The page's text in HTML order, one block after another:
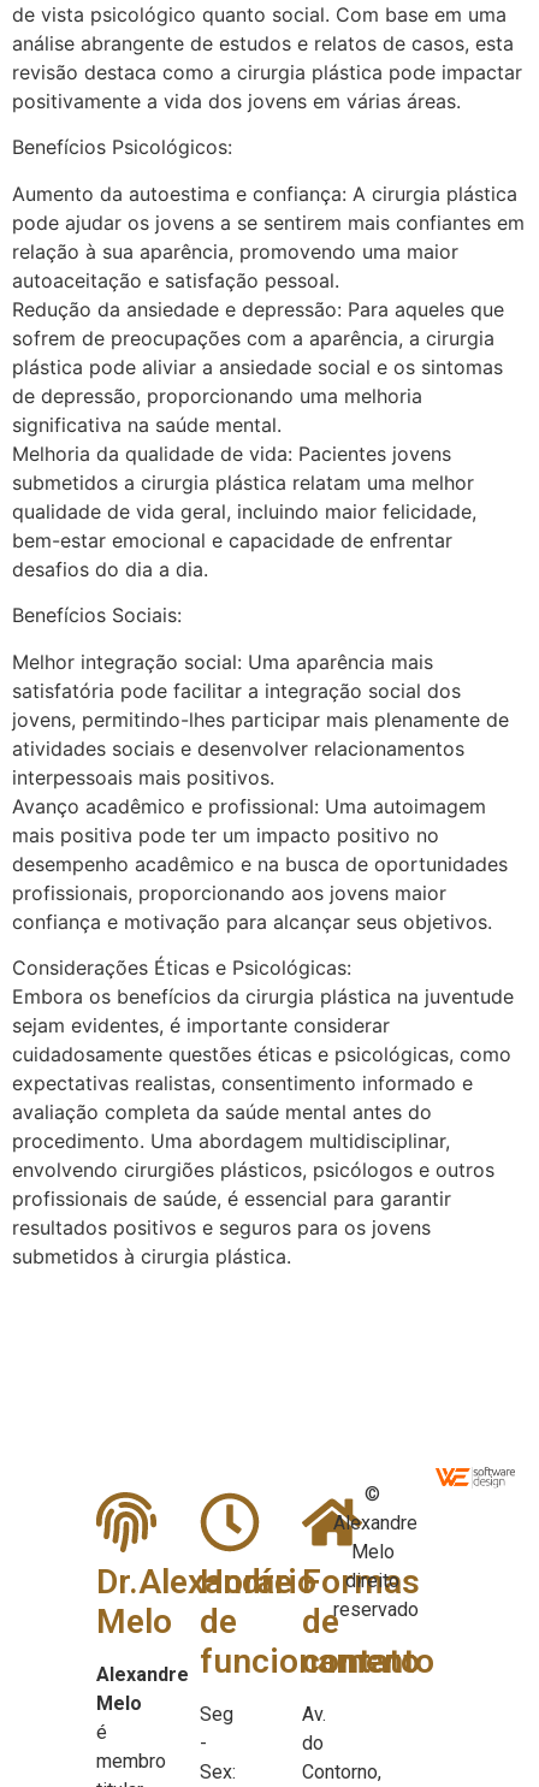
de vista psicológico quanto social. Com base em uma
análise abrangente de estudos e relatos de casos, esta
revisão destaca como a cirurgia plástica pode impactar
positivamente a vida dos jovens em várias áreas.
Benefícios Psicológicos:
Aumento da autoestima e confiança: A cirurgia plástica
pode ajudar os jovens a se sentirem mais confiantes em
relação à sua aparência, promovendo uma maior
autoaceitação e satisfação pessoal.
Redução da ansiedade e depressão: Para aqueles que
sofrem de preocupações com a aparência, a cirurgia
plástica pode aliviar a ansiedade social e os sintomas
de depressão, proporcionando uma melhoria
significativa na saúde mental.
Melhoria da qualidade de vida: Pacientes jovens
submetidos a cirurgia plástica relatam uma melhor
qualidade de vida geral, incluindo maior felicidade,
bem-estar emocional e capacidade de enfrentar
desafios do dia a dia.
Benefícios Sociais:
Melhor integração social: Uma aparência mais
satisfatória pode facilitar a integração social dos
jovens, permitindo-lhes participar mais plenamente de
atividades sociais e desenvolver relacionamentos
interpessoais mais positivos.
Avanço acadêmico e profissional: Uma autoimagem
mais positiva pode ter um impacto positivo no
desempenho acadêmico e na busca de oportunidades
profissionais, proporcionando aos jovens maior
confiança e motivação para alcançar seus objetivos.
Considerações Éticas e Psicológicas:
Embora os benefícios da cirurgia plástica na juventude
sejam evidentes, é importante considerar
cuidadosamente questões éticas e psicológicas, como
expectativas realistas, consentimento informado e
avaliação completa da saúde mental antes do
procedimento. Uma abordagem multidisciplinar,
envolvendo cirurgiões plásticos, psicólogos e outros
profissionais de saúde, é essencial para garantir
resultados positivos e seguros para os jovens
submetidos à cirurgia plástica.
Dr.Alexandre
Melo
Alexandre
Melo
é
membro
Horário
de
funcionamento
Seg
-
Sex:
Formas
de
contato
Av.
do
Contorno,
©
Alexandre
Melo
direito
reservado